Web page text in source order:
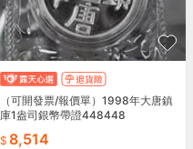
（可開發票/報價單）1998年大唐鎮
庫1盎司銀幣帶證448448
8,514